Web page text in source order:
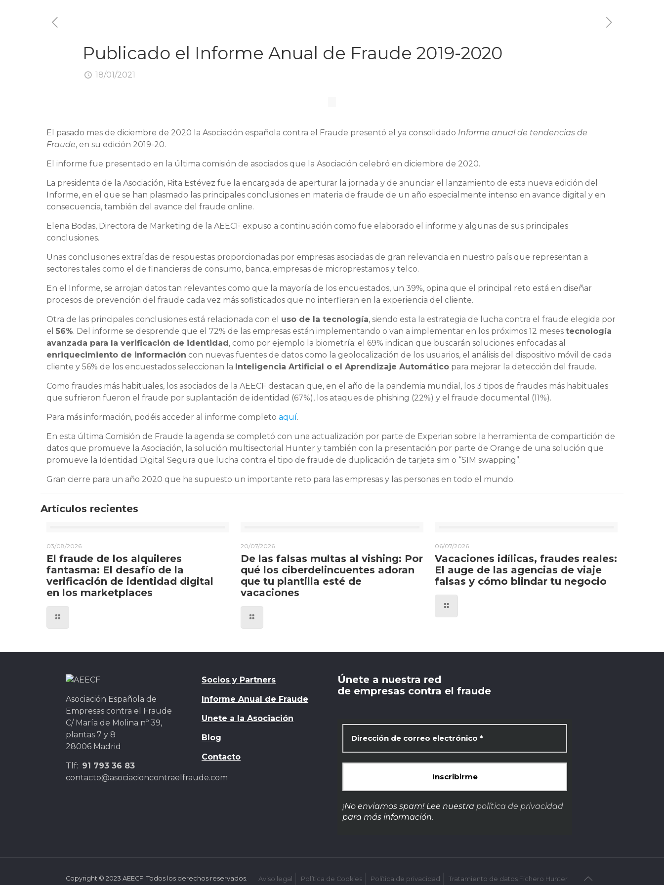
Publicado el Informe Anual de Fraude 2019-2020
18/01/2021
El pasado mes de diciembre de 2020 la Asociación española contra el Fraude presentó el ya consolidado Informe anual de tendencias de
Fraude, en su edición 2019-20.
El informe fue presentado en la última comisión de asociados que la Asociación celebró en diciembre de 2020.
La presidenta de la Asociación, Rita Estévez fue la encargada de aperturar la jornada y de anunciar el lanzamiento de esta nueva edición del
Informe, en el que se han plasmado las principales conclusiones en materia de fraude de un año especialmente intenso en avance digital y en
consecuencia, también del avance del fraude online.
Elena Bodas, Directora de Marketing de la AEECF expuso a continuación como fue elaborado el informe y algunas de sus principales
conclusiones.
Unas conclusiones extraídas de respuestas proporcionadas por empresas asociadas de gran relevancia en nuestro país que representan a
sectores tales como el de financieras de consumo, banca, empresas de microprestamos y telco.
En el Informe, se arrojan datos tan relevantes como que la mayoría de los encuestados, un 39%, opina que el principal reto está en diseñar
procesos de prevención del fraude cada vez más sofisticados que no interfieran en la experiencia del cliente.
Otra de las principales conclusiones está relacionada con el uso de la tecnología, siendo esta la estrategia de lucha contra el fraude elegida por
el 56%. Del informe se desprende que el 72% de las empresas están implementando o van a implementar en los próximos 12 meses tecnología
avanzada para la verificación de identidad, como por ejemplo la biometría; el 69% indican que buscarán soluciones enfocadas al
enriquecimiento de información con nuevas fuentes de datos como la geolocalización de los usuarios, el análisis del dispositivo móvil de cada
cliente y 56% de los encuestados seleccionan la Inteligencia Artificial o el Aprendizaje Automáticopara mejorar la detección del fraude.
Como fraudes más habituales, los asociados de la AEECF destacan que, en el año de la pandemia mundial, los 3 tipos de fraudes más habituales
que sufrieron fueron el fraude por suplantación de identidad (67%), los ataques de phishing (22%) y el fraude documental (11%).
Para más información, podéis acceder al informe completo aquí.
En esta última Comisión de Fraude la agenda se completó con una actualización por parte de Experian sobre la herramienta de compartición de
datos que promueve la Asociación, la solución multisectorial Hunter y también con la presentación por parte de Orange de una solución que
promueve la Identidad Digital Segura que lucha contra el tipo de fraude de duplicación de tarjeta sim o “SIM swapping”.
Gran cierre para un año 2020 que ha supuesto un importante reto para las empresas y las personas en todo el mundo.
Artículos recientes
03/08/2026
El fraude de los alquileres
fantasma: El desafío de la
verificación de identidad digital
en los marketplaces
20/07/2026
De las falsas multas al vishing: Por
qué los ciberdelincuentes adoran
que tu plantilla esté de
vacaciones
06/07/2026
Vacaciones idílicas, fraudes reales:
El auge de las agencias de viaje
falsas y cómo blindar tu negocio
Asociación Española de
Empresas contra el Fraude
C/ María de Molina nº 39,
plantas 7 y 8
28006 Madrid
Tlf: 91 793 36 83
contacto@asociacioncontraelfraude.com
Socios y Partners
Informe Anual de Fraude
Unete a la Asociación
Blog
Contacto
Únete a nuestra red
de empresas contra el fraude
¡No enviamos spam! Lee nuestra política de privacidad
para más información.
Copyright © 2023 AEECF. Todos los derechos reservados. Aviso legal Política de Cookies Política de privacidad Tratamiento de datos Fichero Hunter